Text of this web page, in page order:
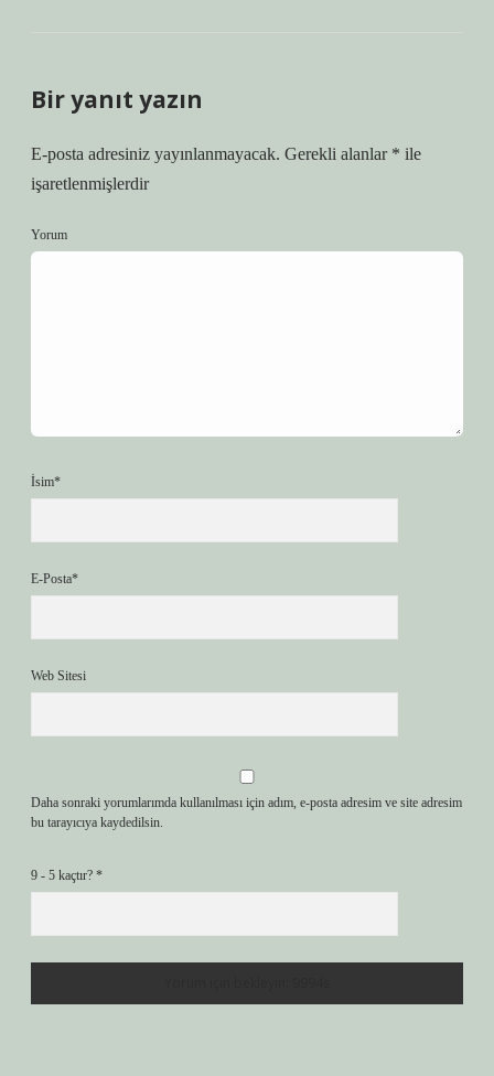
Bir yanıt yazın
E-posta adresiniz yayınlanmayacak. Gerekli alanlar * ile
işaretlenmişlerdir
Yorum
İsim*
E-Posta*
Web Sitesi
Daha sonraki yorumlarımda kullanılması için adım, e-posta adresim ve site adresim
bu tarayıcıya kaydedilsin.
9 - 5 kaçtır? *